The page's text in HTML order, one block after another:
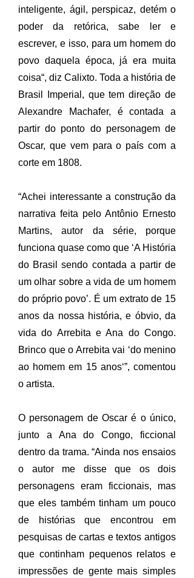
inteligente, ágil, perspicaz, detém o
poder da retórica, sabe ler e
escrever, e isso, para um homem do
povo daquela época, já era muita
coisa“, diz Calixto. Toda a história de
Brasil Imperial, que tem direção de
Alexandre Machafer, é contada a
partir do ponto do personagem de
Oscar, que vem para o país com a
corte em 1808.
“Achei interessante a construção da
narrativa feita pelo Antônio Ernesto
Martins, autor da série, porque
funciona quase como que ‘A História
do Brasil sendo contada a partir de
um olhar sobre a vida de um homem
do próprio povo’. É um extrato de 15
anos da nossa história, e óbvio, da
vida do Arrebita e Ana do Congo.
Brinco que o Arrebita vai ‘do menino
ao homem em 15 anos‘”, comentou
o artista.
O personagem de Oscar é o único,
junto a Ana do Congo, ficcional
dentro da trama. “Ainda nos ensaios
o autor me disse que os dois
personagens eram ficcionais, mas
que eles também tinham um pouco
de histórias que encontrou em
pesquisas de cartas e textos antigos
que continham pequenos relatos e
impressões de gente mais simples